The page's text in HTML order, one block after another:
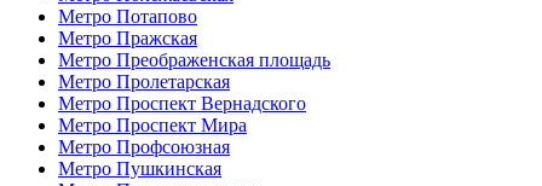
Метро Потапово
Метро Пражская
Метро Преображенская площадь
Метро Пролетарская
Метро Проспект Вернадского
Метро Проспект Мира
Метро Профсоюзная
Метро Пушкинская